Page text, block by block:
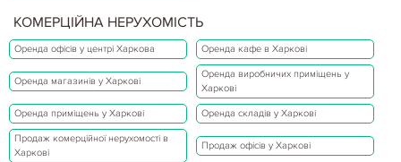
КОМЕРЦІЙНА НЕРУХОМІСТЬ
Оренда офісів у центрі Харкова Оренда кафе в Харкові
Оренда магазинів у Харкові
Оренда виробничих приміщень у
Харкові
Оренда приміщень у Харкові Оренда складів у Харкові
Продаж комерційної нерухомості в
Харкові
Продаж офісів у Харкові